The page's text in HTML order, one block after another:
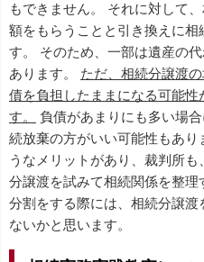
もできません。 それに対して
額をもらうことと引き換えに
す。 そのため、一部は遺産の
あります。 ただ、相続分譲渡
債を負担したままになる可能
す。
負債があまりにも多い場
続放棄の方がいい可能性もあ
うなメリットがあり、裁判所
分譲渡を試みて相続関係を整
分割をする際には、相続分譲
ないかと思います。